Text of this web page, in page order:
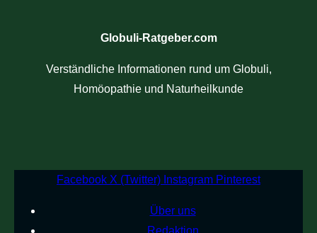
Globuli-Ratgeber.com
Verständliche Informationen rund um Globuli,
Homöopathie und Naturheilkunde
Facebook X (Twitter) Instagram Pinterest
Über uns